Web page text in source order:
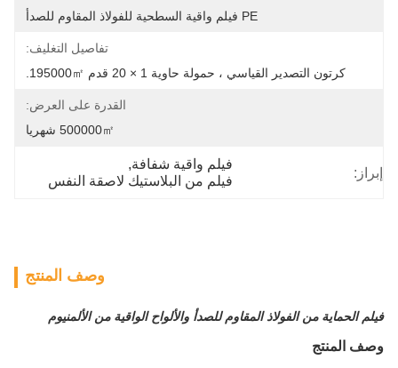
PE فيلم واقية السطحية للفولاذ المقاوم للصدأ
تفاصيل التغليف:
كرتون التصدير القياسي ، حمولة حاوية 1 × 20 قدم 195000㎡.
القدرة على العرض:
500000㎡ شهريا
إبراز:
فيلم واقية شفافة,
فيلم من البلاستيك لاصقة النفس
وصف المنتج
فيلم الحماية من الفولاذ المقاوم للصدأ والألواح الواقية من الألمنيوم
وصف المنتج